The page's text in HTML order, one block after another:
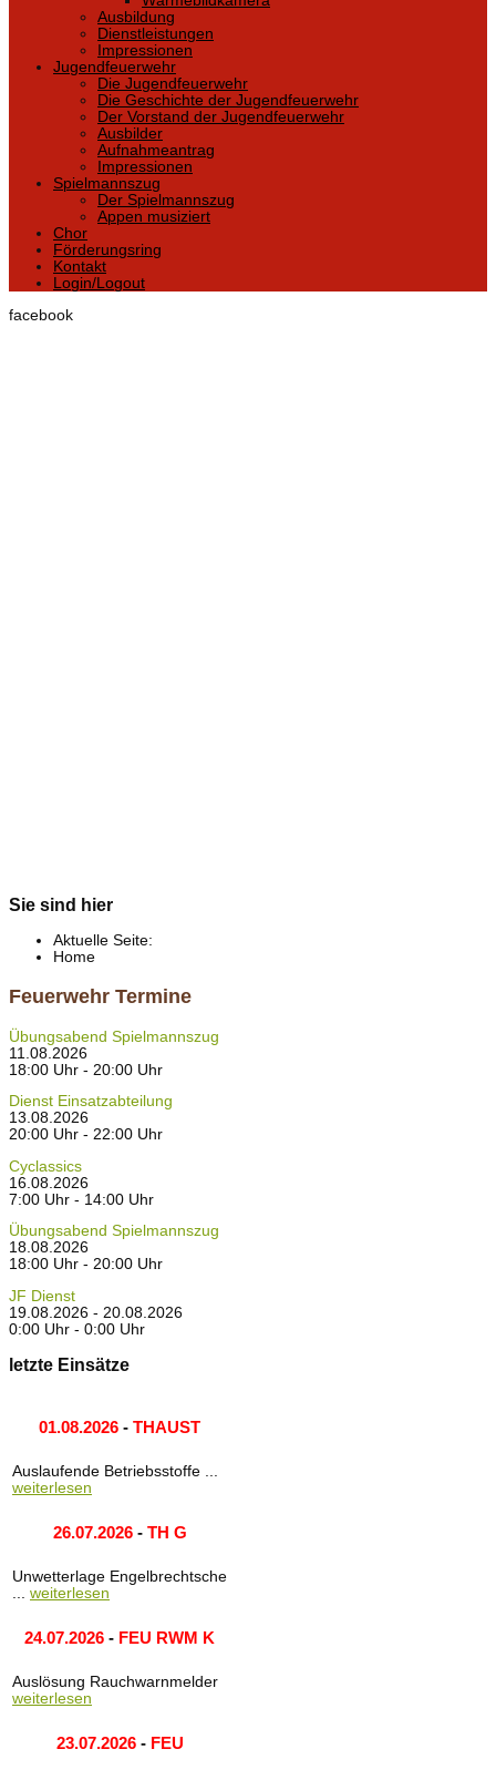
Ausbildung
Dienstleistungen
Impressionen
Jugendfeuerwehr
Die Jugendfeuerwehr
Die Geschichte der Jugendfeuerwehr
Der Vorstand der Jugendfeuerwehr
Ausbilder
Aufnahmeantrag
Impressionen
Spielmannszug
Der Spielmannszug
Appen musiziert
Chor
Förderungsring
Kontakt
Login/Logout
facebook
Sie sind hier
Aktuelle Seite:
Home
Feuerwehr Termine
Übungsabend Spielmannszug
11.08.2026
18:00 Uhr - 20:00 Uhr
Dienst Einsatzabteilung
13.08.2026
20:00 Uhr - 22:00 Uhr
Cyclassics
16.08.2026
7:00 Uhr - 14:00 Uhr
Übungsabend Spielmannszug
18.08.2026
18:00 Uhr - 20:00 Uhr
JF Dienst
19.08.2026 - 20.08.2026
0:00 Uhr - 0:00 Uhr
letzte Einsätze
01.08.2026 - THAUST
Auslaufende Betriebsstoffe ...
weiterlesen
26.07.2026- TH G
Unwetterlage Engelbrechtsche
... weiterlesen
24.07.2026 - FEU RWM K
Auslösung Rauchwarnmelder
weiterlesen
23.07.2026- FEU